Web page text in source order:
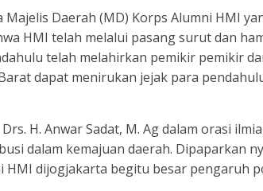
Majelis Daerah (MD) Korps Alumni HMI
HMI telah melalui pasang surut dan
telah melahirkan pemikir pemikir
dapat menirukan jejak para
H. Anwar Sadat, M. Ag dalam orasi
dalam kemajuan daerah. Dipaparkan
HMI dijogjakarta begitu besar pengaruh